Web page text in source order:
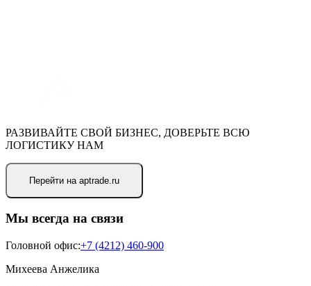
РАЗВИВАЙТЕ СВОЙ БИЗНЕС, ДОВЕРЬТЕ ВСЮ
ЛОГИСТИКУ НАМ
Перейти на aptrade.ru
Мы всегда на связи
Головной офис:+7 (4212) 460-900
Михеева Анжелика